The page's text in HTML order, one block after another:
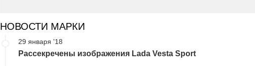
НОВОСТИ МАРКИ
29 января '18
Рассекречены изображения Lada Vesta Sport